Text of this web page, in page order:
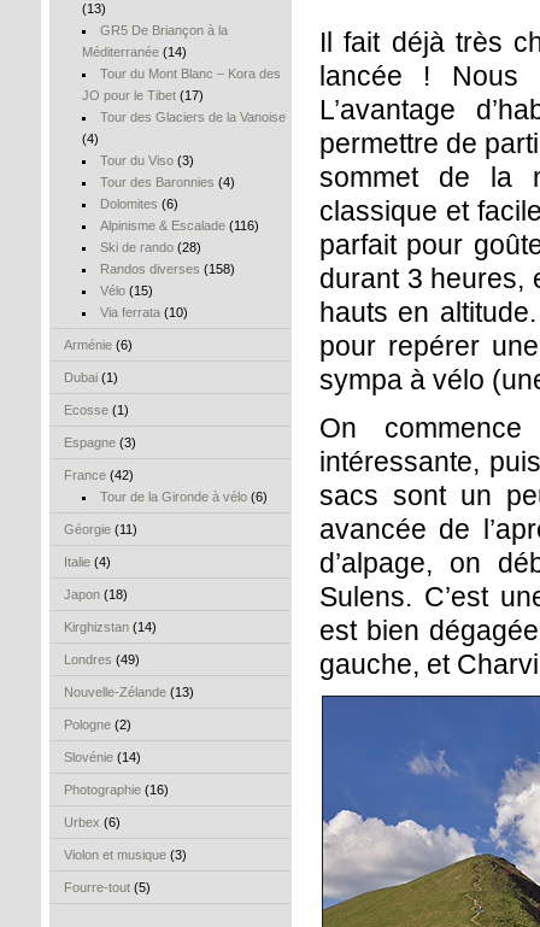
(13)
GR5 De Briançon à la
Méditerranée (14)
Tour du Mont Blanc – Kora des
JO pour le Tibet (17)
Tour des Glaciers de la Vanoise
(4)
Tour du Viso(3)
Tour des Baronnies (4)
Dolomites (6)
Alpinisme & Escalade(116)
Ski de rando(28)
Randos diverses (158)
Vélo(15)
Via ferrata(10)
Arménie (6)
Dubai (1)
Ecosse (1)
Espagne (3)
France (42)
Tour de la Gironde à vélo(6)
Géorgie (11)
Italie (4)
Japon (18)
Kirghizstan (14)
Londres (49)
Nouvelle-Zélande (13)
Pologne (2)
Slovénie (14)
Photographie (16)
Urbex (6)
Violon et musique (3)
Fourre-tout (5)
Il fait déjà très
lancée ! Nous
L’avantage
permettre de
sommet de la
classique et
parfait pour
durant 3 heures,
hauts en
pour repérer
sympa à vélo
On
intéressante,
sacs sont un
avancée de
d’alpage, on
Sulens. C’est
est bien
gauche, et